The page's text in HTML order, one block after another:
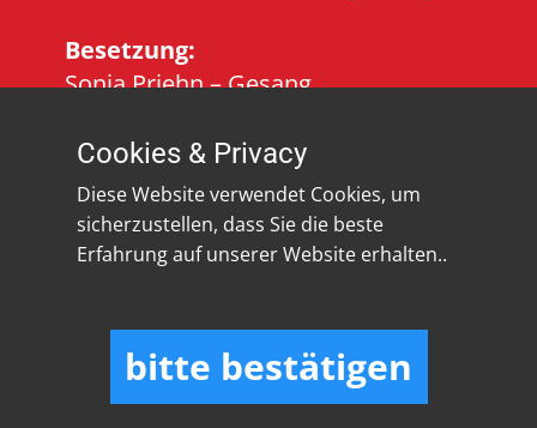
Besetzung:
Sonja Priehn – Gesang
Holger Engel – Keyboards
Basti Schiller – Bass
Holger Bihr – Drums
Uli Gutscher – Posaune
Cookies & Privacy
Diese Website verwendet Cookies, um
sicherzustellen, dass Sie die beste
Erfahrung auf unserer Website erhalten..
bitte bestätigen